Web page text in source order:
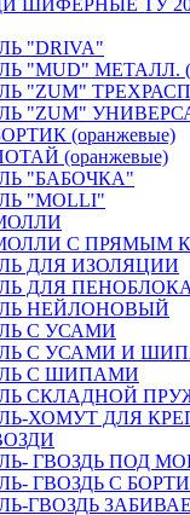
ШИФЕРНЫЕ ТУ
"DRIVA"
"MUD" МЕТАЛЛ.
"ZUM"
"ZUM"
(оранжевые)
(оранжевые)
"БАБОЧКА"
"МOLLI"
С ПРЯМЫМ
ДЛЯ ИЗОЛЯЦИИ
ДЛЯ ПЕНОБЛОКА
НЕЙЛОНОВЫЙ
С УСАМИ
С УСАМИ И
С ШИПАМИ
СКЛАДНОЙ
ХОМУТ ДЛЯ
ГВОЗДЬ ПОД
ГВОЗДЬ С
ГВОЗДЬ